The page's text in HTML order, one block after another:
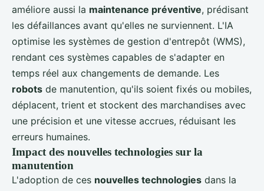
améliore aussi la maintenance préventive, prédisant
les défaillances avant qu'elles ne surviennent. L'IA
optimise les systèmes de gestion d'entrepôt (WMS),
rendant ces systèmes capables de s'adapter en
temps réel aux changements de demande. Les
robots de manutention, qu'ils soient fixés ou mobiles,
déplacent, trient et stockent des marchandises avec
une précision et une vitesse accrues, réduisant les
erreurs humaines.
Impact des nouvelles technologies sur la
manutention
L'adoption de ces nouvelles technologies dans la